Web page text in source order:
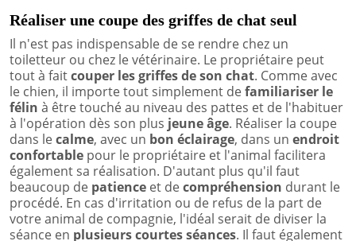
Réaliser une coupe des griffes de chat seul
Il n'est pas indispensable de se rendre chez un
toiletteur ou chez le vétérinaire. Le propriétaire peut
tout à faitcouper les griffes de son chat. Comme avec
le chien, il importe tout simplement defamiliariser le
félin à être touché au niveau des pattes et de l'habituer
à l'opération dès son plus jeune âge. Réaliser la coupe
dans lecalme, avec un bon éclairage, dans un endroit
confortable pour le propriétaire et l'animal facilitera
également sa réalisation. D'autant plus qu'il faut
beaucoup de patience et decompréhension durant le
procédé. En cas d'irritation ou de refus de la part de
votre animal de compagnie, l'idéal serait de diviser la
séance en plusieurs courtes séances. Il faut également